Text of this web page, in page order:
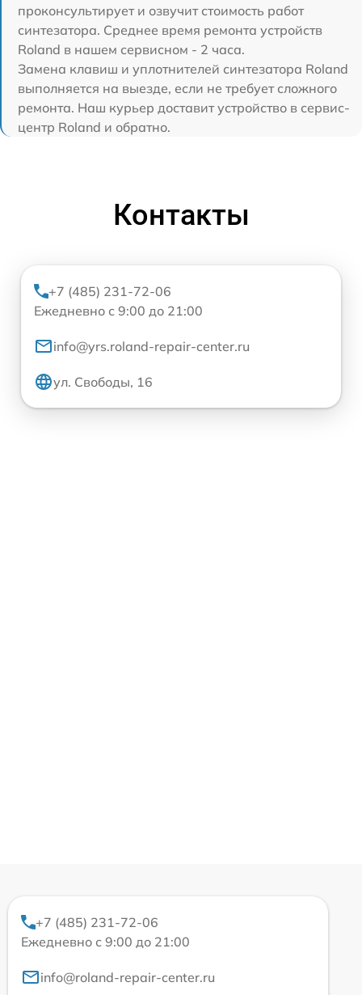
проконсультирует и озвучит стоимость работ
синтезатора. Среднее время ремонта устройств
Roland в нашем сервисном - 2 часа.
Замена клавиш и уплотнителей синтезатора Roland
выполняется на выезде, если не требует сложного
ремонта. Наш курьер доставит устройство в сервис-
центр Roland и обратно.
Контакты
+7 (485) 231-72-06
Ежедневно с 9:00 до 21:00
info@yrs.roland-repair-center.ru
ул. Свободы, 16
+7 (485) 231-72-06
Ежедневно с 9:00 до 21:00
info@roland-repair-center.ru